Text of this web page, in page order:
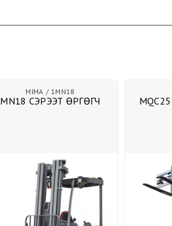
MIMA 1MN18
MN18 СЭРЭЭТ ӨРГӨГЧ